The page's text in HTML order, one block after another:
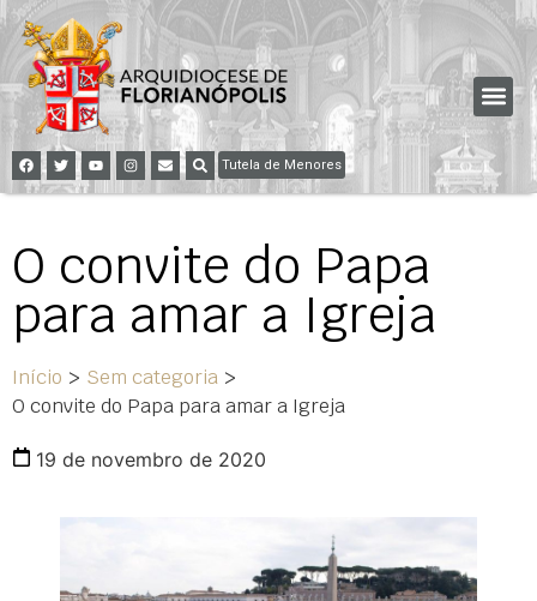
Tutela de Menores
O convite do Papa
para amar a Igreja
Início > Sem categoria >
O convite do Papa para amar a Igreja
19 de novembro de 2020